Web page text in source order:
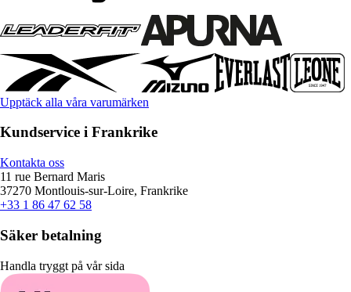
Upptäck alla våra varumärken
Kundservice i Frankrike
Kontakta oss
11 rue Bernard Maris
37270 Montlouis-sur-Loire, Frankrike
+33 1 86 47 62 58
Säker betalning
Handla tryggt på vår sida